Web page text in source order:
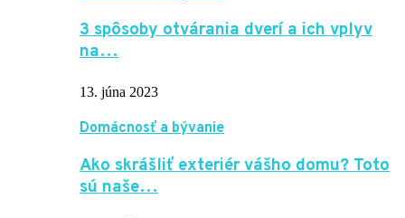
3 spôsoby otvárania dverí a ich vplyv
na…
13. júna 2023
Domácnosť a bývanie
Ako skrášliť exteriér vášho domu? Toto
sú naše…